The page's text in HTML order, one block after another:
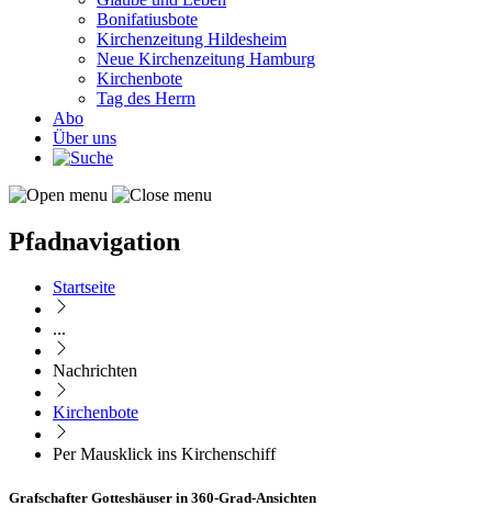
Bonifatiusbote
Kirchenzeitung Hildesheim
Neue Kirchenzeitung Hamburg
Kirchenbote
Tag des Herrn
Abo
Über uns
Pfadnavigation
Startseite
...
Nachrichten
Kirchenbote
Per Mausklick ins Kirchenschiff
Grafschafter Gotteshäuser in 360-Grad-Ansichten